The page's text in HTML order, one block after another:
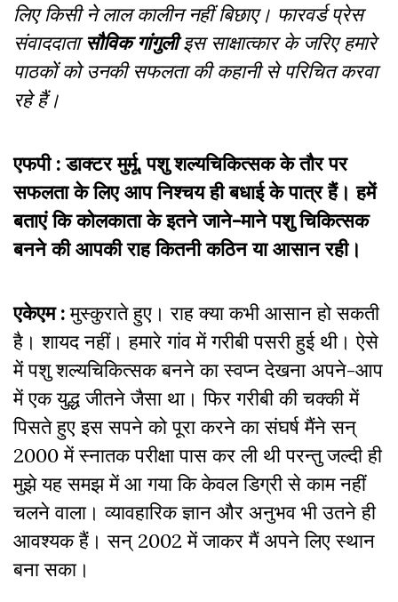
लिए किसी ने लाल कालीन नहीं बिछाए। फारवर्ड प्रेस
संवाददातासौविक गांगुलीइस साक्षात्कार के जरिए हमारे
पाठकों को उनकी सफलता की कहानी से परिचित करवा
रहे हैं।
एफपी : डाक्टर मुर्मू,पशु शल्यचिकित्सक के तौर पर
सफलता के लिए आप निश्चय ही बधाई के पात्र हैं। हमें
बताएं कि कोलकाता के इतने जाने-माने पशु चिकित्सक
बनने की आपकी राह कितनी कठिन या आसान रही।
एकेएम :मुस्कुराते हुए। राह क्या कभी आसान हो सकती
है। शायद नहीं। हमारे गांव में गरीबी पसरी हुई थी। ऐसे
में पशु शल्यचिकित्सक बनने का स्वप्न देखना अपने-आप
में एक युद्ध जीतने जैसा था। फिर गरीबी की चक्की में
पिसते हुए इस सपने को पूरा करने का संघर्ष मैंने सन्
2000 में स्नातक परीक्षा पास कर ली थी परन्तु जल्दी ही
मुझे यह समझ में आ गया कि केवल डिग्री से काम नहीं
चलने वाला। व्यावहारिक ज्ञान और अनुभव भी उतने ही
आवश्यक हैं। सन् 2002 में जाकर मैं अपने लिए स्थान
बना सका।